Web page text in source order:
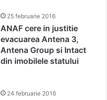
25 februarie 2016
ANAF cere in justitie
evacuarea Antena 3,
Antena Group si Intact
din imobilele statului
24 februarie 2016